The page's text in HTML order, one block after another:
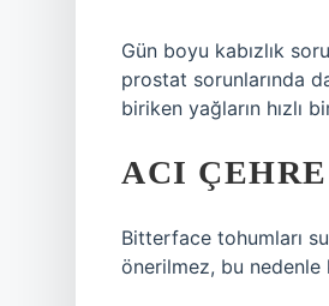
Gün boyu kabızlık
prostat sorunlarında
biriken yağların hızlı
ACI
Bitterface tohumları
önerilmez, bu nedenle